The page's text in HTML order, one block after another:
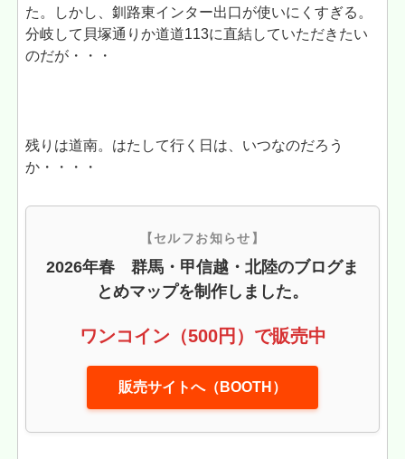
た。しかし、釧路東インター出口が使いにくすぎる。
分岐して貝塚通りか道道113に直結していただきたい
のだが・・・
残りは道南。はたして行く日は、いつなのだろう
か・・・・
【セルフお知らせ】
2026年春 群馬・甲信越・北陸のブログま
とめマップを制作しました。
ワンコイン（500円）で販売中
販売サイトへ（BOOTH）